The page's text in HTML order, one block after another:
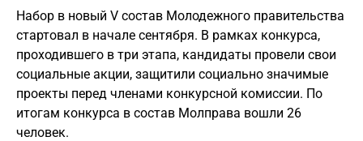
Набор в новый V состав Молодежного правительства
стартовал в начале сентября. В рамках конкурса,
проходившего в три этапа, кандидаты провели свои
социальные акции, защитили социально значимые
проекты перед членами конкурсной комиссии. По
итогам конкурса в состав Молправа вошли 26
человек.